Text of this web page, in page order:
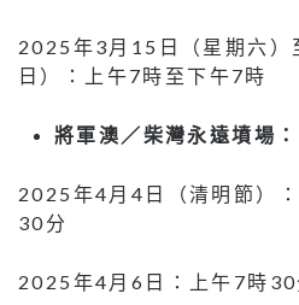
2025年3月15日（星期六）
日）：上午7時至下午7時
將軍澳／柴灣永遠墳場：
2025年4月4日（清明節）
30分
2025年4月6日：上午7時